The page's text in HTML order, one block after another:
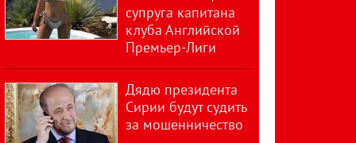
супруга капитана
клуба Английской
Премьер-Лиги
Дядю президента
Сирии будут судить
за мошенничество